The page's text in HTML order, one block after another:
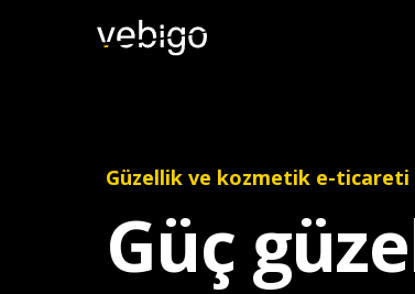
Güzellik ve kozmetik e-ticareti
Güç